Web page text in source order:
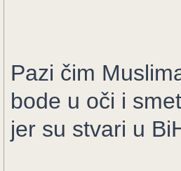
Pazi čim
bode u oči i
jer su stvari u